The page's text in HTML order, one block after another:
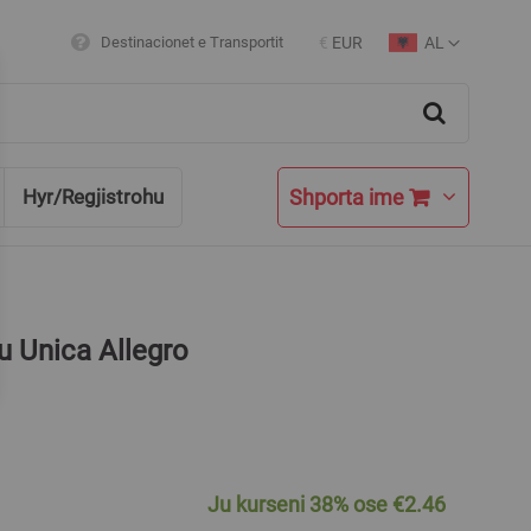
Destinacionet e Transportit
Currency
€ EUR
Language
AL
Hyr/Regjistrohu Shporta ime
Unica Allegro
Ju kurseni 38% ose €2.46